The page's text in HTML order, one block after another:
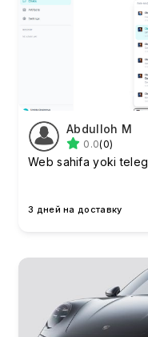
Abdulloh M
0.0(0)
Web sahifa yoki
3 дней на доставку